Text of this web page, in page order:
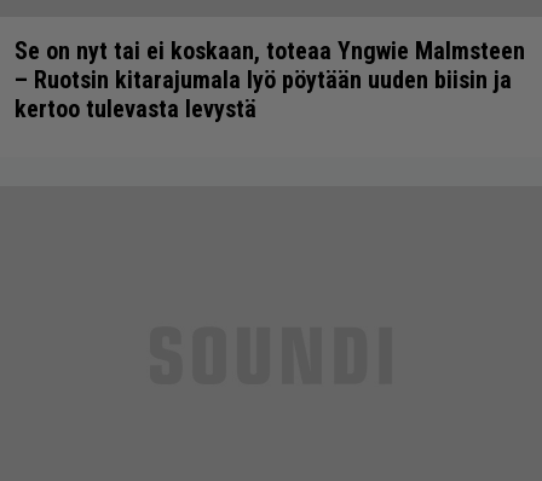
Se on nyt tai ei koskaan, toteaa Yngwie Malmsteen
– Ruotsin kitarajumala lyö pöytään uuden biisin ja
kertoo tulevasta levystä